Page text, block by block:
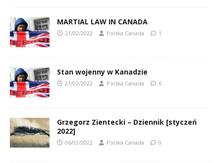
MARTIAL LAW IN CANADA
21/02/2022 Polska Canada 1
Stan wojenny w Kanadzie
21/02/2022 Polska Canada 6
Grzegorz Zientecki – Dziennik [styczeń
2022]
06/02/2022 Polska Canada 0